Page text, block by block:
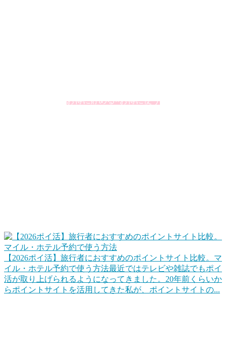
お得に貯める×お得に使う
【2026ポイ活】旅行者におすすめのポイントサイト比較。マ
イル・ホテル予約で使う方法最近ではテレビや雑誌でもポイ
活が取り上げられるようになってきました。20年前くらいか
らポイントサイトを活用してきた私が、ポイントサイトの...